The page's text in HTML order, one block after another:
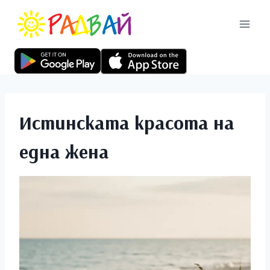
Истинската красота на
една жена